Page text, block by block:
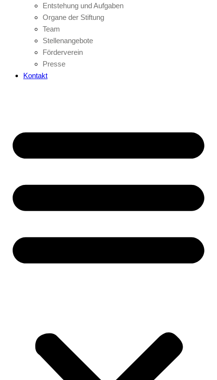
Entstehung und Aufgaben
Organe der Stiftung
Team
Stellenangebote
Förderverein
Presse
Kontakt